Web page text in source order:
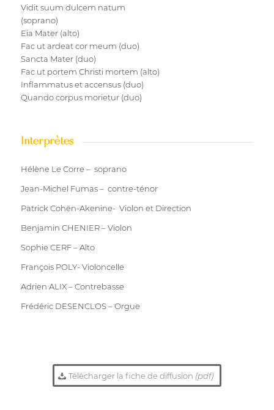
Vidit suum dulcem natum
(soprano)
Eia Mater (alto)
Fac ut ardeat cor meum (duo)
Sancta Mater (duo)
Fac ut portem Christi mortem (alto)
Inflammatus et accensus (duo)
Quando corpus morietur (duo)
Interprètes
Hélène Le Corre – soprano
Jean-Michel Fumas – contre-ténor
Patrick Cohën-Akenine- Violon et Direction
Benjamin CHENIER – Violon
Sophie CERF – Alto
François POLY- Violoncelle
Adrien ALIX – Contrebasse
Frédéric DESENCLOS – Orgue
Télécharger la fiche de diffusion (pdf)